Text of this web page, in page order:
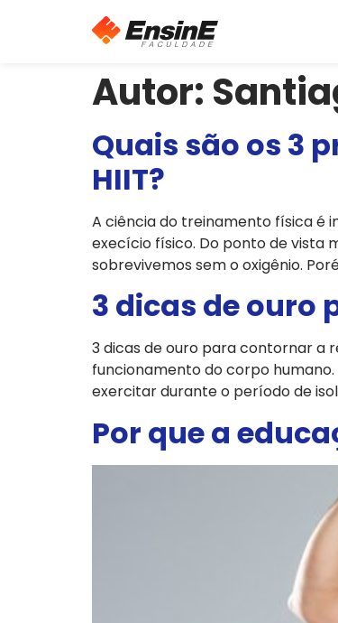
Autor:
Quais são os 3
HIIT?
A ciência do treinamento física é
execício físico. Do ponto de vista
sobrevivemos sem o oxigênio.
3 dicas de ouro
3 dicas de ouro para contornar a
funcionamento do corpo
exercitar durante o período de
Por que a